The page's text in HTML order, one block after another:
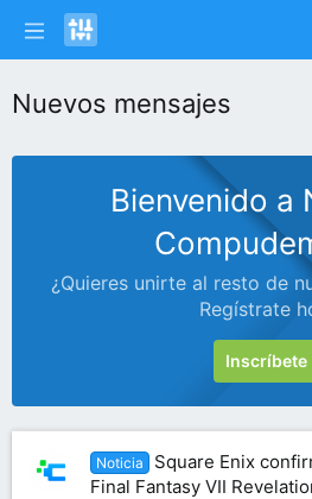
Nuevos mensajes
Bienvenido a
¿Quieres unirte al resto de
Regístrate
Inscríbete
Noticia
Square Enix
Final Fantasy VII